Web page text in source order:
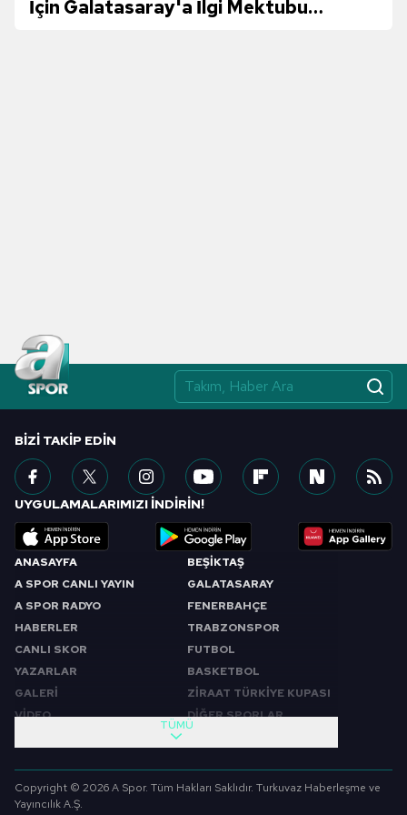
İçin Galatasaray'a İlgi Mektubu
ANASAYFA
A SPOR CANLI YAYIN
A SPOR RADYO
HABERLER
CANLI SKOR
YAZARLAR
GALERİ
VİDEO
BEŞİKTAŞ
GALATASARAY
FENERBAHÇE
TRABZONSPOR
FUTBOL
BASKETBOL
ZİRAAT TÜRKİYE KUPASI
DİĞER SPORLAR
SABAH SPORU
SPOR GÜNDEMİ
FUTBOL
TÜMÜ
BIZI TAKIP EDIN
UYGULAMALARIMIZI İNDİRİN!
Copyright © 2026 A Spor. Tüm Hakları Saklıdır. Turkuvaz Haberleşme ve
Yayıncılık A.Ş.